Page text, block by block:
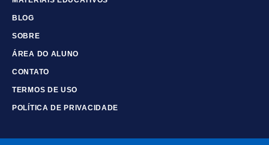
BLOG
SOBRE
ÁREA DO ALUNO
CONTATO
TERMOS DE USO
POLÍTICA DE PRIVACIDADE